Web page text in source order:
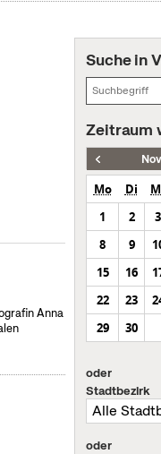
Anna
Suche in
Zeitraum
Mo Di
1
2 3
8
9
15
16
22
23
29
30
oder
Stadtbezirk
oder